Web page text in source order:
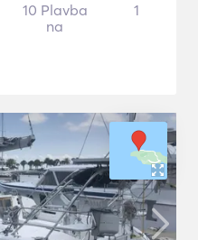
10 Plavba
na
1